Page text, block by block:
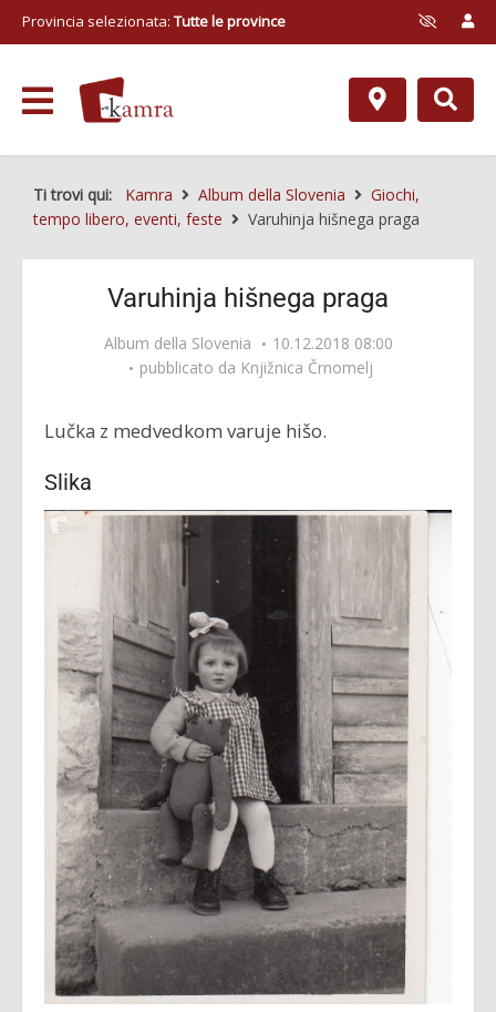
Provincia selezionata: Tutte le province
Ti trovi qui: Kamra Album della Slovenia
Giochi,
tempo libero, eventi, feste
Varuhinja hišnega praga
Varuhinja hišnega praga
Album della Slovenia
10.12.2018 08:00
pubblicato da Knjižnica Črnomelj
Lučka z medvedkom varuje hišo.
Slika